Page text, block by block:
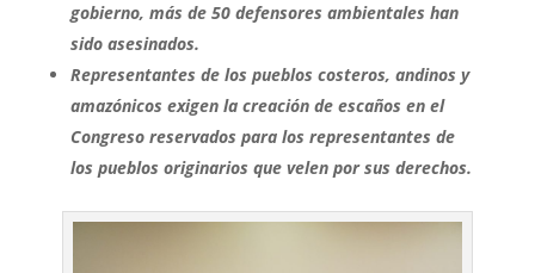
gobierno, más de 50 defensores ambientales han
sido asesinados.
Representantes de los pueblos costeros, andinos y
amazónicos exigen la creación de escaños en el
Congreso reservados para los representantes de
los pueblos originarios que velen por sus derechos.